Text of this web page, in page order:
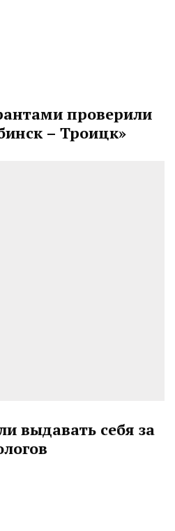
проверили
– Троицк»
выдавать себя за